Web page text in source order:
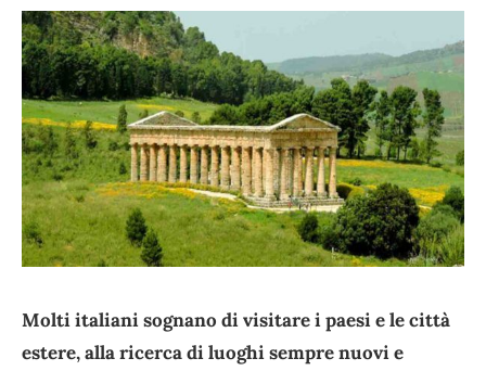
Molti italiani sognano di visitare i paesi e le città
estere, alla ricerca di luoghi sempre nuovi e